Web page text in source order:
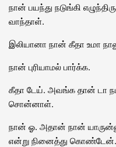
நான் பயந்து நடுங்கி
வாந்தாள்.
இலியானா நான் கீதா உமா
நான் புரியாமல் பார்க்க.
கீதா டேய். அவங்க தான் டா
சொன்னாள்.
நான் ஓ. அதான் நான்
என்று நினைத்து கொண்டேன்.